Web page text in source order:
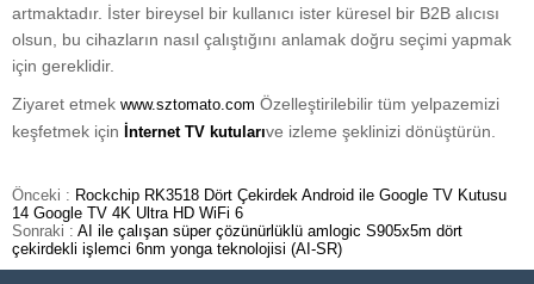
artmaktadır. İster bireysel bir kullanıcı ister küresel bir B2B alıcısı
olsun, bu cihazların nasıl çalıştığını anlamak doğru seçimi yapmak
için gereklidir.
Ziyaret etmek www.sztomato.com Özelleştirilebilir tüm yelpazemizi
keşfetmek için İnternet TV kutularıve izleme şeklinizi dönüştürün.
Önceki : Rockchip RK3518 Dört Çekirdek Android ile Google TV Kutusu
14 Google TV 4K Ultra HD WiFi 6
Sonraki : AI ile çalışan süper çözünürlüklü amlogic S905x5m dört
çekirdekli işlemci 6nm yonga teknolojisi (AI-SR)